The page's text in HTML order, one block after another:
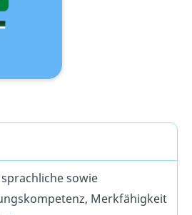
sowie
Merkfähigkeit